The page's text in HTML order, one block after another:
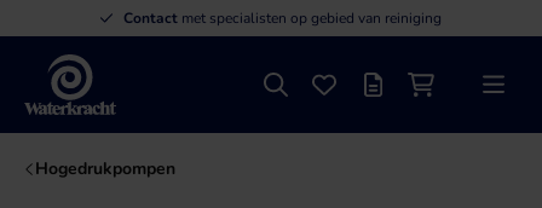
Contact met specialisten op gebied van reiniging
Waterkracht
ZoekenFavorieten
OffertelijstWinkelwagen
Menu
Hogedrukpompen